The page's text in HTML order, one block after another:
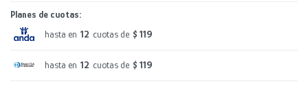
Planes de cuotas:
hasta en 12 cuotas de $ 119
hasta en 12 cuotas de $ 119